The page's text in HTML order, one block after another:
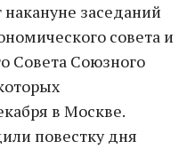
заседаний
совета и
Совета Союзного
в Москве.
повестку дня